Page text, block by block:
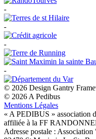
-
-
-
-
© 2026 Design Gantry
© 2026 A Pedibus
Mentions Légales
« A PEDIBUS » association
affiliée à la FF
Adresse postale :